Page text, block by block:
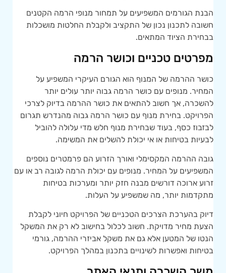
הבנת הגורמים המשפיעים על תמחור מנופי הרמה הקטנים
חשובה לתכנון נכון של התקציב ולקבלת החלטות מושכלות
בבחירת הציוד המתאים.
מפרטים טכניים וכושר הרמה
כושר ההרמה של המנוף הוא הגורם העיקרי המשפיע על
המחיר. מנופים עם כושר הרמה גבוה יותר עולים יותר
להשכרה, אך חשוב להתאים את כושר ההרמה בדיוק לצרכי
הפרויקט. בחירת מנוף עם כושר הרמה גבוה מהנדרש תגרום
לבזבוז כסף, בעוד שבחירת מנוף חלש מדי עלולה להוביל
לבעיות בטיחות או אי יכולת להשלים את המשימה.
גובה ההרמה המקסימלי ואורך הזרוע הם פרמטרים נוספים
המשפיעים על המחיר. מנופים עם יכולת הרמה לגובה רב או עם
זרוע ארוכה דורשים מבנה חזק יותר ומערכות בטיחות
מתקדמות יותר, מה שמשפיע על העלות.
דיוק בהערכת הצרכים הטכניים של הפרויקט חיוני לקבלת
הצעת מחיר מדויקת. חשוב לכלול בחישוב לא רק את המשקל
הנטו של המטען אלא גם את משקל אביזרי ההרמה, גורמי
בטיחות ואפשרות לשינויים בתכנון במהלך הפרויקט.